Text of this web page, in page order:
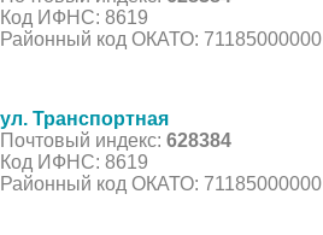
Код ИФНС: 8619
Районный код ОКАТО: 71185000000
ул. Транспортная
Почтовый индекс: 628384
Код ИФНС: 8619
Районный код ОКАТО: 71185000000